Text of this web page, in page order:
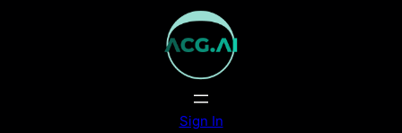
Sign In